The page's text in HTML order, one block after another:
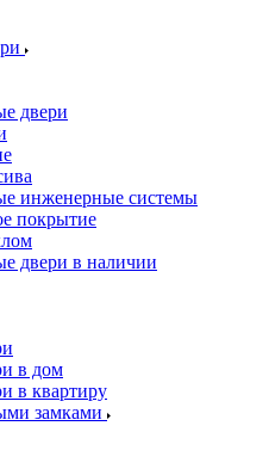
двери
инженерные системы
покрытие
двери в наличии
в дом
в квартиру
замками